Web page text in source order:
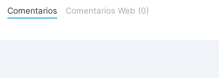
Comentarios Comentarios Web (0)